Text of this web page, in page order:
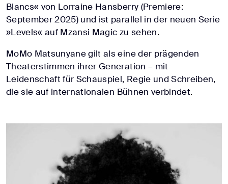
Blancs« von Lorraine Hansberry (Premiere:
September 2025) und ist parallel in der neuen Serie
»Levels« auf Mzansi Magic zu sehen.
MoMo Matsunyane gilt als eine der prägenden
Theaterstimmen ihrer Generation – mit
Leidenschaft für Schauspiel, Regie und Schreiben,
die sie auf internationalen Bühnen verbindet.